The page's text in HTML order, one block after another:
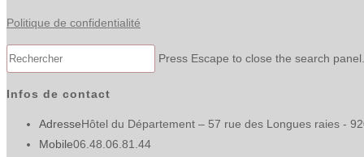
Politique de confidentialité
Press Escape to close the search panel.
Infos de contact
AdresseHôtel du Département – 57 rue des Longues raies -
Mobile06.48.06.81.44